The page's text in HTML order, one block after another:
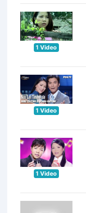
1 Video
1 Video
1 Video